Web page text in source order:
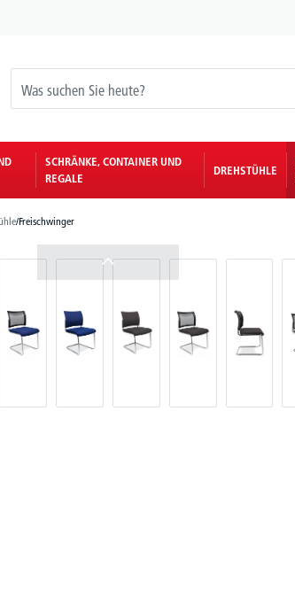
SCHRÄNKE, CONTAINER UND
REGALE
DREHSTÜHLE
/Freischwinger